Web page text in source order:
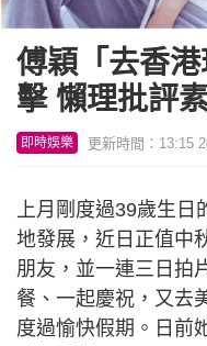
傅穎「去香
擊 懶理批評
即時娛樂 更新時間：13:15
上月剛度過39歲生日
地發展，近日正值中
朋友，並一連三日拍
餐、一起慶祝，又去
度過愉快假期。日前